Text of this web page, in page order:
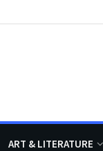
ART & LITERATURE